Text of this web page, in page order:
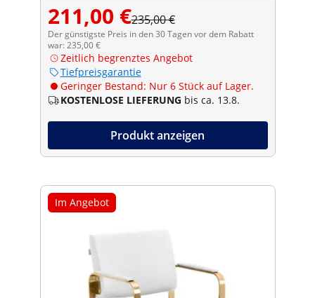
211,00 €235,00 €
Der günstigste Preis in den 30 Tagen vor dem Rabatt
war: 235,00 €
Zeitlich begrenztes Angebot
Tiefpreisgarantie
Geringer Bestand: Nur 6 Stück auf Lager.
KOSTENLOSE LIEFERUNG bis ca. 13.8.
Produkt anzeigen
Im Angebot